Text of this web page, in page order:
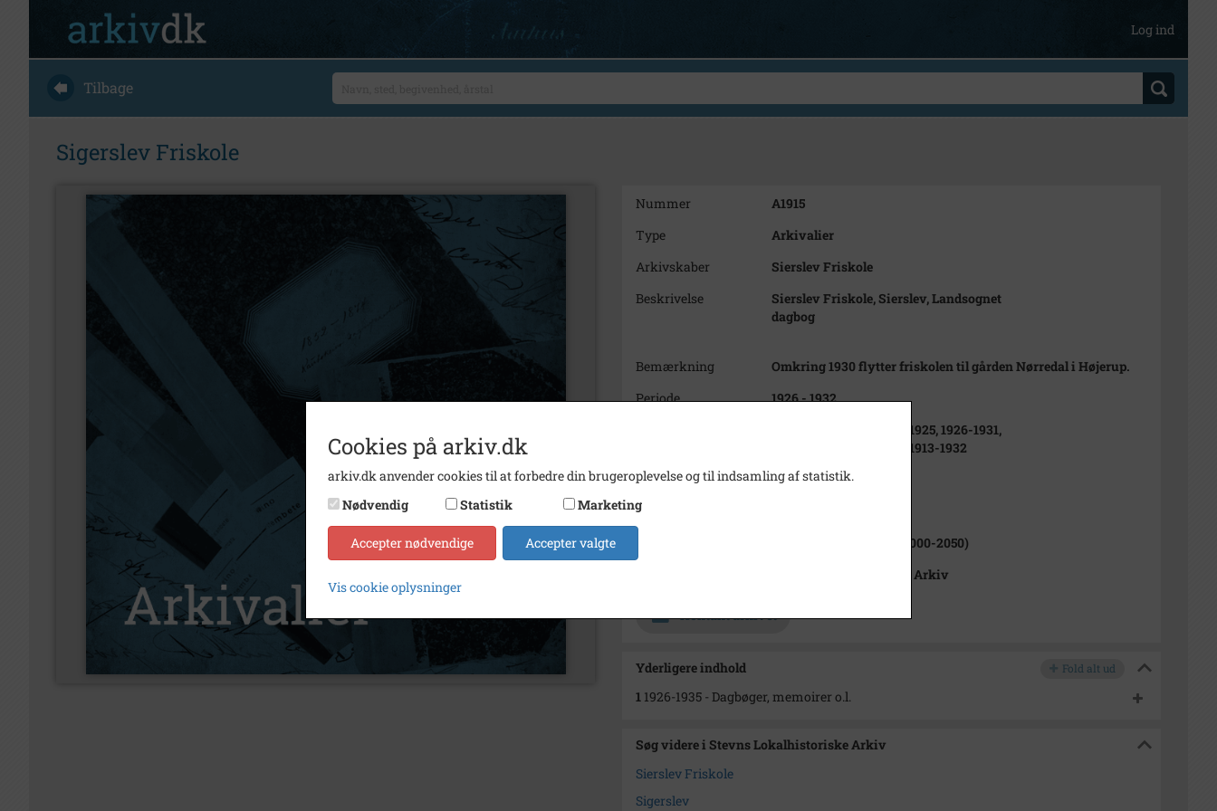
Log ind
Tilbage
Sigerslev Friskole
Nummer
A1915
Type
Arkivalier
Arkivskaber
Sierslev Friskole
Beskrivelse
Sierslev Friskole, Sierslev, Landsognet
dagbog
Bemærkning
Omkring 1930 flytter friskolen til gården Nørredal i Højerup.
Periode
1926 - 1932
Dagbog 1871-1894, 19051925, 1926-1931,
Forhandlings protokol 1913-1932
Se på kort
Type
Store Heddinge Sogn (1000-2050)
Stevns Lokalhistoriske Arkiv
Kontakt arkivet
Yderligere indhold Fold alt ud
1 1926-1935 - Dagbøger, memoirer o.l.
Søg videre i Stevns Lokalhistoriske Arkiv
Sierslev Friskole
Sigerslev
Cookies på arkiv.dk
arkiv.dk anvender cookies til at forbedre din brugeroplevelse og til indsamling af statistik.
Nødvendig
Statistik Marketing
Accepter nødvendige Accepter valgte
Vis cookie oplysninger